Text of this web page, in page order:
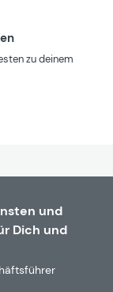
zu deinem
und
Dich und